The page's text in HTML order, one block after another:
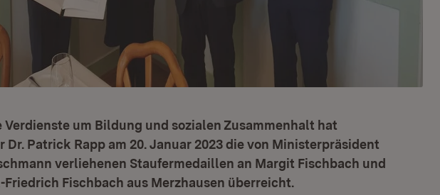
Verdienste um Bildung und sozialen Zusammenhalt hat
Dr. Patrick Rapp am 20. Januar 2023 die von Ministerpräsident
verliehenen Staufermedaillen an Margit Fischbach und
Friedrich Fischbach aus Merzhausen überreicht.